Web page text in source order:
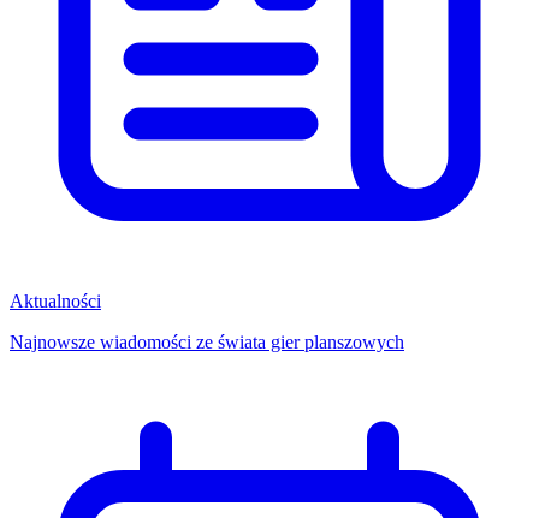
Aktualności
Najnowsze wiadomości ze świata gier planszowych